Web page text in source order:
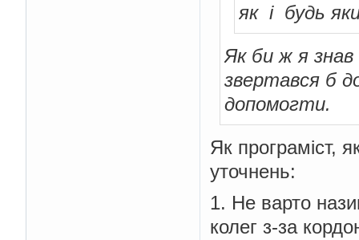
//снятие
private void
if (
//
JOptionPane.
як i будь
Як би ж я
звертався б
допомогти.
Як програміст,
уточнень:
1. Не варто
колег з-за